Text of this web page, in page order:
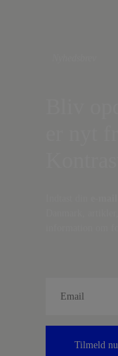
Tilmeld nu